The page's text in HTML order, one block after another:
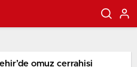
omuz cerrahisi